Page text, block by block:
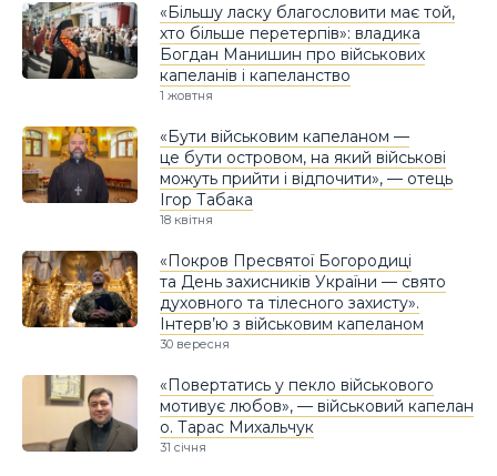
«Більшу ласку благословити має той,
хто більше перетерпів»: владика
Богдан Манишин про військових
капеланів і капеланство
1 жовтня
«Бути військовим капеланом —
це бути островом, на який військові
можуть прийти і відпочити», — отець
Ігор Табака
18 квітня
«Покров Пресвятої Богородиці
та День захисників України — свято
духовного та тілесного захисту».
Інтерв’ю з військовим капеланом
30 вересня
«Повертатись у пекло військового
мотивує любов», — військовий капелан
о. Тарас Михальчук
31 січня